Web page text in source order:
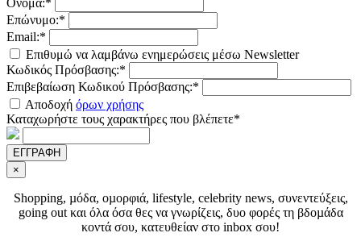
Ονομα:*
Επώνυμο:*
Email:*
Επιθυμώ να λαμβάνω ενημερώσεις μέσω Newsletter
Κωδικός Πρόσβασης:*
Επιβεβαίωση Κωδικού Πρόσβασης:*
Αποδοχή όρων χρήσης
Καταχωρήστε τους χαρακτήρες που βλέπετε*
ΕΓΓΡΑΦΗ
×
Shopping, µόδα, οµορφιά, lifestyle, celebrity news, συνεντεύξεις,
going out και όλα όσα θες να γνωρίζεις, δυο φορές τη βδοµάδα
κοντά σου, κατευθείαν στο inbox σου!